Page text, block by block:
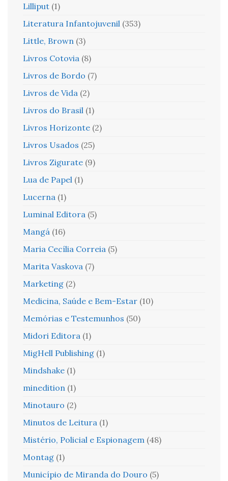
Lilliput (1)
Literatura Infantojuvenil (353)
Little, Brown (3)
Livros Cotovia (8)
Livros de Bordo (7)
Livros de Vida (2)
Livros do Brasil (1)
Livros Horizonte (2)
Livros Usados (25)
Livros Zigurate (9)
Lua de Papel (1)
Lucerna (1)
Luminal Editora (5)
Mangá (16)
Maria Cecília Correia (5)
Marita Vaskova (7)
Marketing (2)
Medicina, Saúde e Bem-Estar (10)
Memórias e Testemunhos (50)
Midori Editora (1)
MigHell Publishing (1)
Mindshake (1)
minedition (1)
Minotauro (2)
Minutos de Leitura (1)
Mistério, Policial e Espionagem (48)
Montag (1)
Município de Miranda do Douro (5)